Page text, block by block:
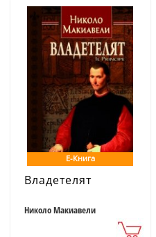
Е-Книга
Владетелят
Николо Макиавели